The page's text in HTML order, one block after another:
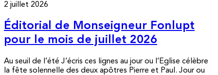
2 juillet 2026
Éditorial de Monseigneur Fonlupt
pour le mois de juillet 2026
Au seuil de l’été J’écris ces lignes au jour ou l’Eglise célèbre
la fête solennelle des deux apôtres Pierre et Paul. Jour ou